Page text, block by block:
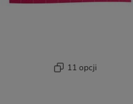
11 opcji